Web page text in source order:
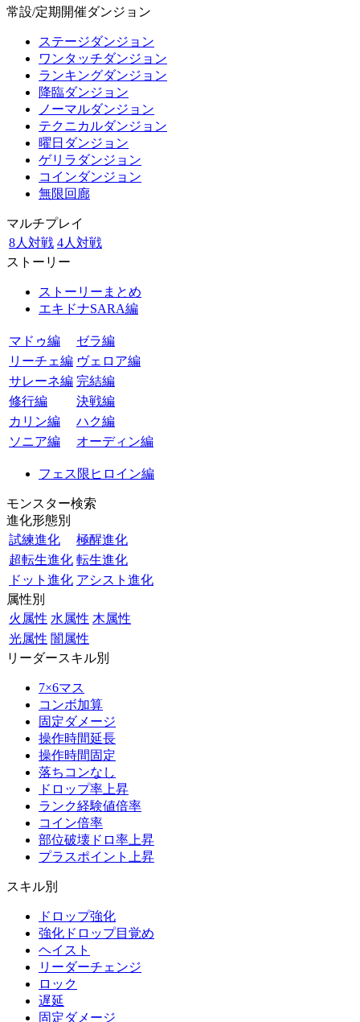
常設/定期開催ダンジョン
ステージダンジョン
ワンタッチダンジョン
ランキングダンジョン
降臨ダンジョン
ノーマルダンジョン
テクニカルダンジョン
曜日ダンジョン
ゲリラダンジョン
コインダンジョン
無限回廊
マルチプレイ
8人対戦 4人対戦
ストーリー
ストーリーまとめ
エキドナSARA編
マドゥ編
ゼラ編
リーチェ編 ヴェロア編
サレーネ編 完結編
修行編
決戦編
カリン編
ハク編
ソニア編
オーディン編
フェス限ヒロイン編
モンスター検索
進化形態別
試練進化
極醒進化
超転生進化 転生進化
ドット進化 アシスト進化
属性別
火属性 水属性 木属性
光属性 闇属性
リーダースキル別
7×6マス
コンボ加算
固定ダメージ
操作時間延長
操作時間固定
落ちコンなし
ドロップ率上昇
ランク経験値倍率
コイン倍率
部位破壊ドロ率上昇
プラスポイント上昇
スキル別
ドロップ強化
強化ドロップ目覚め
ヘイスト
リーダーチェンジ
ロック
遅延
固定ダメージ